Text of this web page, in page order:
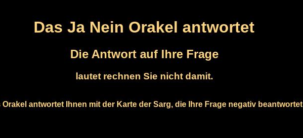
Das Ja Nein Orakel antwortet
Die Antwort auf Ihre Frage
lautet rechnen Sie nicht damit.
Orakel antwortet Ihnen mit der Karte der Sarg, die Ihre Frage negativ beantwortet